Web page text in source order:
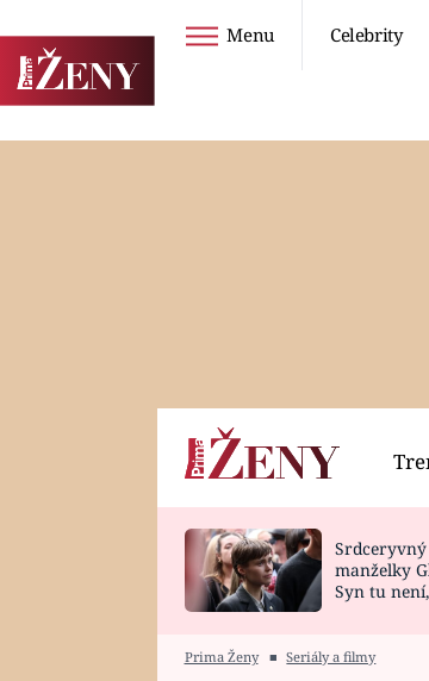
Menu Celebrity
Horoskopy
HOROSKOP NA
VAŘENÍ
manželky
Syn tu
Prima Ženy ■ Seriály a filmy